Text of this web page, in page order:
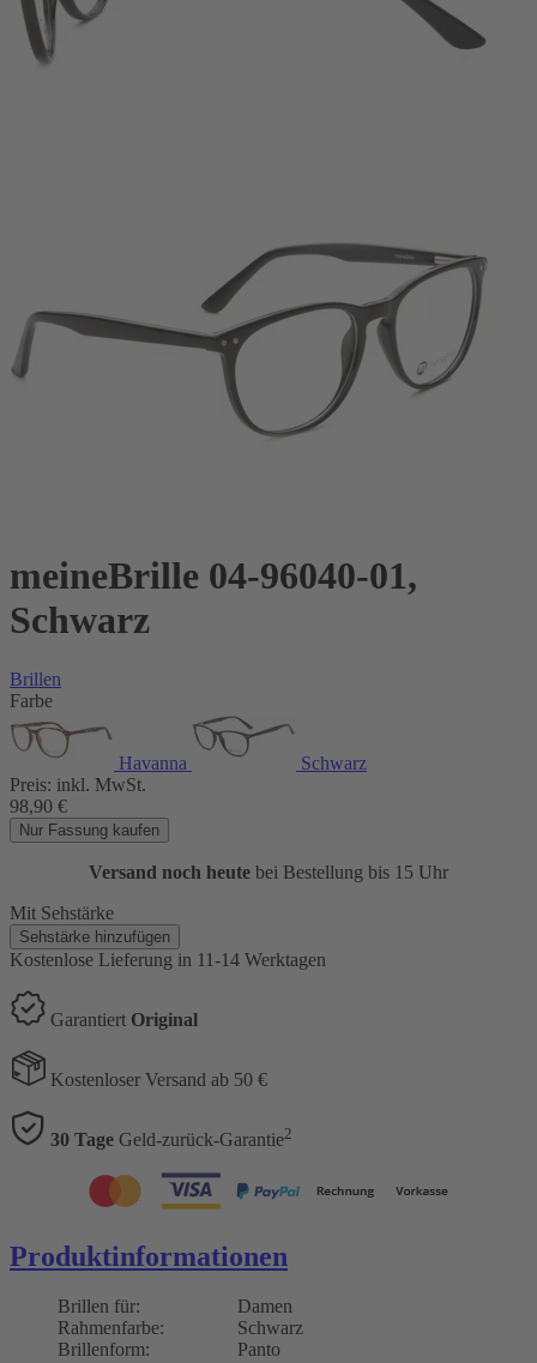
meineBrille 04-96040-01,
Schwarz
Brillen
Farbe
Havanna
Schwarz
Preis: inkl. MwSt.
98,90 €
Nur Fassung kaufen
Versand noch heute bei Bestellung bis 15 Uhr
Mit Sehstärke
Sehstärke hinzufügen
Kostenlose Lieferung in 11-14 Werktagen
Garantiert Original
Kostenloser Versand ab 50 €
30 Tage Geld-zurück-Garantie2
Produktinformationen
Brillen für:
Damen
Rahmenfarbe:
Schwarz
Brillenform:
Panto